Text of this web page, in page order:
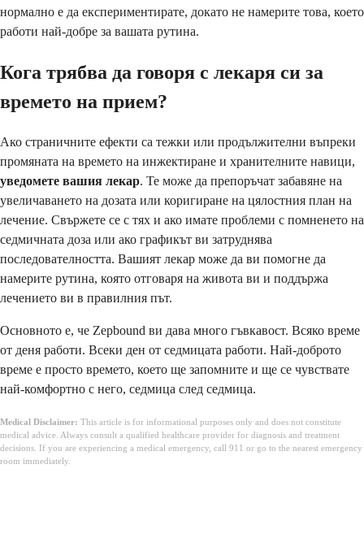
нормално е да експериментирате, докато не намерите това, което
работи най-добре за вашата рутина.
Кога трябва да говоря с лекаря си за
времето на прием?
Ако страничните ефекти са тежки или продължителни въпреки
промяната на времето на инжектиране и хранителните навици,
уведомете вашия лекар. Те може да препоръчат забавяне на
увеличаването на дозата или коригиране на цялостния план на
лечение. Свържете се с тях и ако имате проблеми с помненето на
седмичната доза или ако графикът ви затруднява
последователността. Вашият лекар може да ви помогне да
намерите рутина, която отговаря на живота ви и поддържа
лечението ви в правилния път.
Основното е, че Zepbound ви дава много гъвкавост. Всяко време
от деня работи. Всеки ден от седмицата работи. Най-доброто
време е просто времето, което ще запомните и ще се чувствате
най-комфортно с него, седмица след седмица.
Medical Disclaimer: This article is for informational purposes only and does not constitute
medical advice. Always consult a qualified healthcare provider for diagnosis and treatment
decisions. If you are experiencing a medical emergency, call 911 or go to the nearest emergency
room immediately.